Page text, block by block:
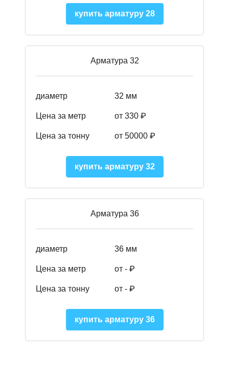
купить арматуру 28
Арматура 32
диаметр 32 мм
Цена за метр от 330 ₽
Цена за тонну от 50000 ₽
купить арматуру 32
Арматура 36
диаметр 36 мм
Цена за метр от - ₽
Цена за тонну от - ₽
купить арматуру 36